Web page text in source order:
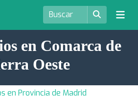
en Comarca de
Oeste
en Provincia de Madrid